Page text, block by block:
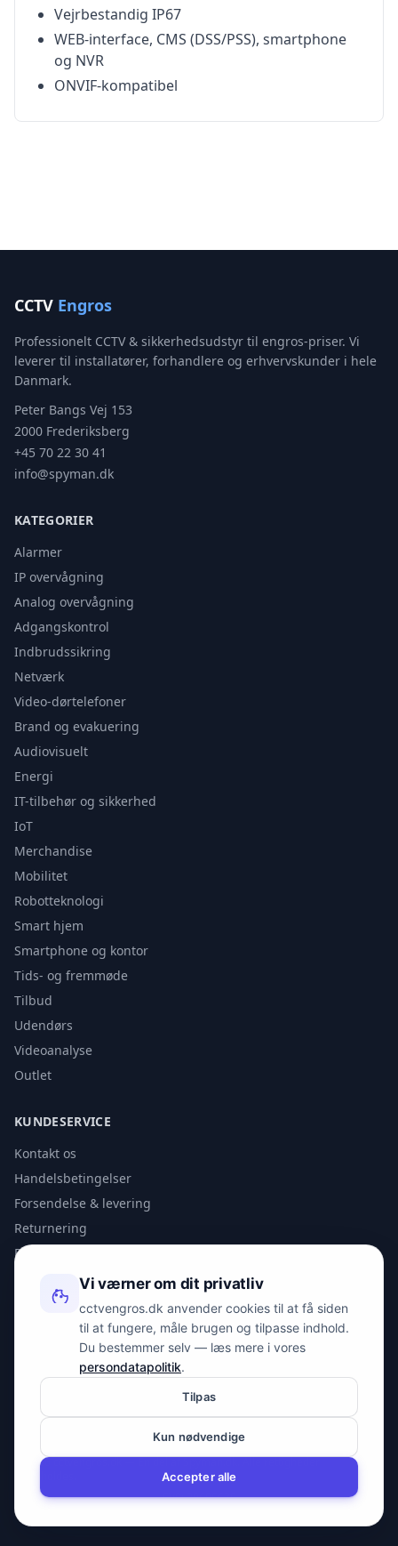
Vejrbestandig IP67
WEB-interface, CMS (DSS/PSS), smartphone
og NVR
ONVIF-kompatibel
CCTV Engros
Professionelt CCTV & sikkerhedsudstyr til engros-priser. Vi
leverer til installatører, forhandlere og erhvervskunder i hele
Danmark.
Peter Bangs Vej 153
2000 Frederiksberg
+45 70 22 30 41
info@spyman.dk
KATEGORIER
Alarmer
IP overvågning
Analog overvågning
Adgangskontrol
Indbrudssikring
Netværk
Video-dørtelefoner
Brand og evakuering
Audiovisuelt
Energi
IT-tilbehør og sikkerhed
IoT
Merchandise
Mobilitet
Robotteknologi
Smart hjem
Smartphone og kontor
Tids- og fremmøde
Tilbud
Udendørs
Videoanalyse
Outlet
KUNDESERVICE
Kontakt os
Handelsbetingelser
Forsendelse & levering
Returnering
Privatlivspolitik
KONTAKT
info@spyman.dk
Peter Bangs Vej 153, 2000 Frederiksberg
© 2026 cctvengros.dk — En del af Spyman.dk. Alle rettigheder
CVR: 30605675
Vi værner om dit privatliv
cctvengros.dk anvender cookies til at få siden
til at fungere, måle brugen og tilpasse indhold.
Du bestemmer selv — læs mere i vores
persondatapolitik.
Tilpas
Kun nødvendige
Accepter alle